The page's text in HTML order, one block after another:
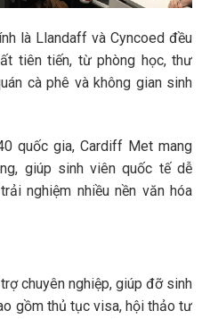
là Llandaff và Cyncoed đều
tiên tiến, từ phòng học, thư
cà phê và không gian sinh
quốc gia, Cardiff Met mang
giúp sinh viên quốc tế dễ
nghiệm nhiều nền văn hóa
chuyên nghiệp, giúp đỡ sinh
gồm thủ tục visa, hội thảo tư